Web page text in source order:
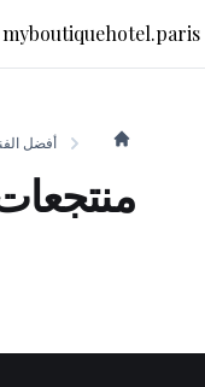
myboutiquehotel.paris
أفضل
منتجعات